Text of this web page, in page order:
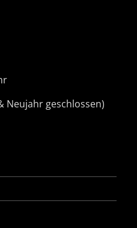
Neujahr geschlossen)